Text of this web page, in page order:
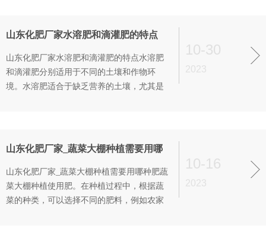
山东化肥厂家水溶肥和滴灌肥的特点
山东化肥厂家水溶肥和滴灌肥的特点水溶肥
和滴灌肥分别适用于不同的土壤和作物环
境。水溶肥适合于缺乏营养的土壤，尤其是
水溶肥更容易被作物吸收，对作物的生长起
10-30
2023
山东化肥厂家_蔬菜大棚种植需要用哪
山东化肥厂家_蔬菜大棚种植需要用哪种肥蔬
菜大棚种植使用肥。在种植过程中，根据蔬
菜的种类，可以选择不同的肥料，例如农家
10-16
2023